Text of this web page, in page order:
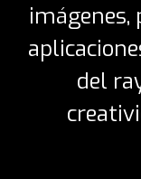
imágenes,
del